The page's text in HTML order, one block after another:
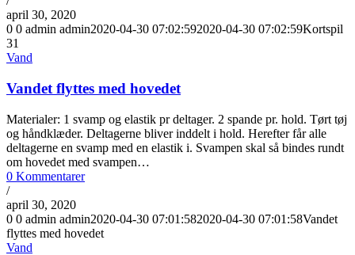
april 30, 2020
0 0 admin admin2020-04-30 07:02:592020-04-30 07:02:59Kortspil
31
Vand
Vandet flyttes med hovedet
Materialer: 1 svamp og elastik pr deltager. 2 spande pr. hold. Tørt tøj
og håndklæder. Deltagerne bliver inddelt i hold. Herefter får alle
deltagerne en svamp med en elastik i. Svampen skal så bindes rundt
om hovedet med svampen…
0 Kommentarer
/
april 30, 2020
0 0 admin admin2020-04-30 07:01:582020-04-30 07:01:58Vandet
flyttes med hovedet
Vand